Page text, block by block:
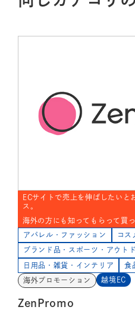
ECサイトで売上を伸ばしたいと
ス。
海外の方にも知ってもらって買っ
アパレル・ファッション コス
ブランド品・スポーツ・アウト
日用品・雑貨・インテリア 食
海外プロモーション 越境EC
ZenPromo